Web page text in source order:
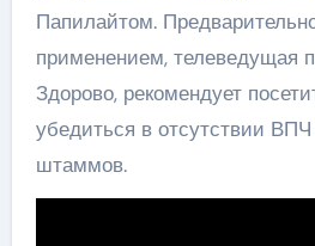
Папилайтом.
применением, телеведущая
Здорово, рекомендует
убедиться в отсутствии ВПЧ
штаммов.